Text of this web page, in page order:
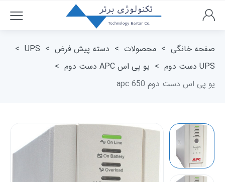
صفحه خانگی > محصولات > دسته پیش فرض >
UPS
>
UPS دست دوم
> یو پی اس APC دست دوم
>
یو پی اس دست دوم apc 650